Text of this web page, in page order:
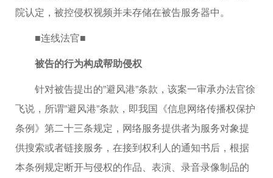
院认定，被控侵权视频并未存储在被告服务器中。
■连线法官■
被告的行为构成帮助侵权
针对被告提出的”避风港”条款，该案一审承办法官徐
飞说，所谓”避风港”条款，即我国《信息网络传播权保护
条例》第二十三条规定，网络服务提供者为服务对象提
供搜索或者链接服务，在接到权利人的通知书后，根据
本条例规定断开与侵权的作品、表演、录音录像制品的